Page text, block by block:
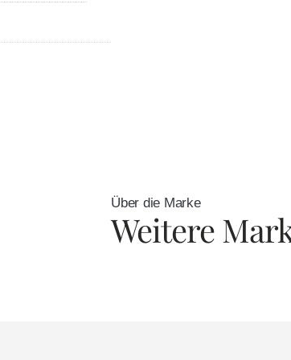
Über die Marke
Weitere